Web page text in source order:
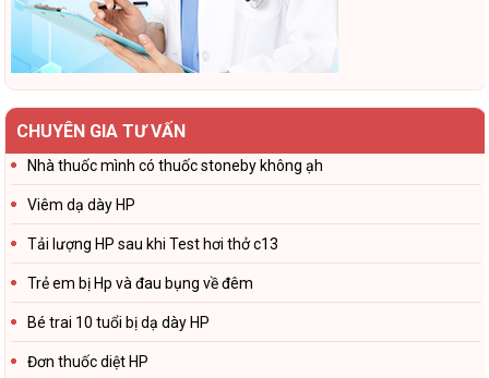
CHUYÊN GIA TƯ VẤN
Nhà thuốc mình có thuốc stoneby không ạh
Viêm dạ dày HP
Tải lượng HP sau khi Test hơi thở c13
Trẻ em bị Hp và đau bụng về đêm
Bé trai 10 tuổi bị dạ dày HP
Đơn thuốc diệt HP